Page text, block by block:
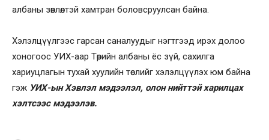
албаны зөвлөлтэй хамтран боловсруулсан байна.
Хэлэлцүүлгээс гарсан саналуудыг нэгтгээд ирэх долоо
хоногоос УИХ-аар Төрийн албаны ёс зүй, сахилга
хариуцлагын тухай хуулийн төслийг хэлэлцүүлэх юм байна
гэж УИХ-ын Хэвлэл мэдээлэл, олон нийттэй харилцах
хэлтсээс мэдээлэв.